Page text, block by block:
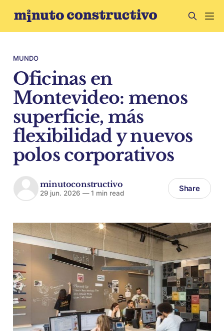
MUNDO
Oficinas en
Montevideo: menos
superficie, más
flexibilidad y nuevos
polos corporativos
minutoconstructivo
29 jun. 2026 —1 min read Share